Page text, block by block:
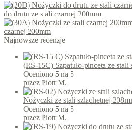
do drutu ze stali czarnej 200mm
czarnej 200mm
Najnowsze recenzje
(RS-15C) Szpatuło-pinceta ze stali
Oceniono 5 na 5
przez Piotr M.
Nożyczki ze stali szlachetnej
Oceniono 5 na 5
przez Piotr M.